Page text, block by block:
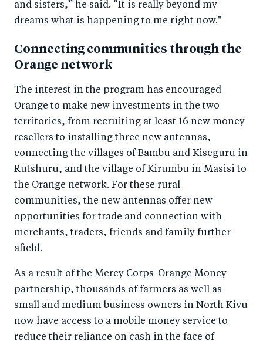
and sisters,” he said. “It is really beyond my
dreams what is happening to me right now."
Connecting communities through the
Orange network
The interest in the program has encouraged
Orange to make new investments in the two
territories, from recruiting at least 16 new money
resellers to installing three new antennas,
connecting the villages of Bambu and Kiseguru in
Rutshuru, and the village of Kirumbu in Masisi to
the Orange network. For these rural
communities, the new antennas offer new
opportunities for trade and connection with
merchants, traders, friends and family further
afield.
As a result of the Mercy Corps-Orange Money
partnership, thousands of farmers as well as
small and medium business owners in North Kivu
now have access to a mobile money service to
reduce their reliance on cash in the face of